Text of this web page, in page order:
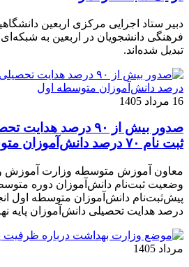
دبیر ستاد اجرایی مرکزی اربعین
فرهنگی دانشجویان در اربعین به شبکه‌ای
تبدیل شده‌اند.
16 مرداد 1405
صدور بیش از ۹۰ درصد
ثبت نام ۷۰ درصد دانش‌آموزان متوسطه اول
معاون آموزش متوسطه وزارت آموزش و
درصد هدایت تحصیلی دانش‌آموزان پایه
مرداد 1405